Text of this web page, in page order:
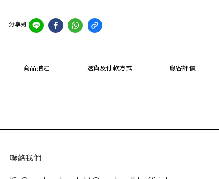
分享到
商品描述 送貨及付款方式 顧客評價
聯絡我們